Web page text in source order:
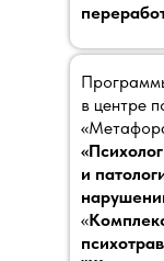
в центре
и
«